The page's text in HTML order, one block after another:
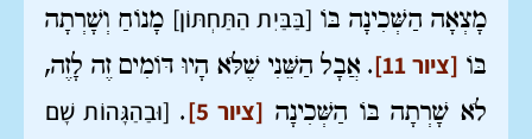
מָצְאָה הַשְּׁכִינָה בּוֹ [בַּבַּיִת הַתַּחְתּוֹן] מָנוֹחַ וְשָׁרְתָה
בּוֹ [ציור 11]
. אֲבָל הַשֵּׁנִי שֶׁלֹּא הָיוּ דּוֹמִים זֶה לָזֶה,
לֹא שָׁרְתָה בּוֹ הַשְּׁכִינָה [ציור 5] . [וּבַהַגָּהוֹת שָׁם